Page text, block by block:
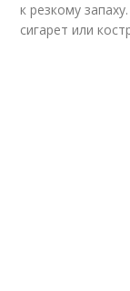
к резкому
сигарет или